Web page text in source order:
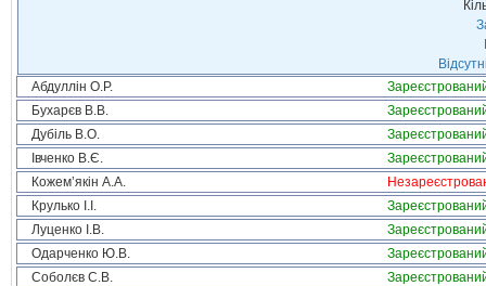
Абдуллін О.Р.
Бухарєв В.В.
Дубіль В.О.
Івченко В.Є.
Кожем’якін А.А.
Крулько І.І.
Луценко І.В.
Одарченко Ю.В.
Соболєв С.В.